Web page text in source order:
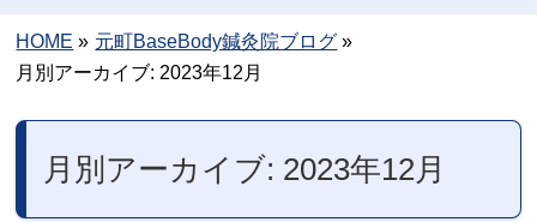
HOME » 元町BaseBody鍼灸院ブログ »
月別アーカイブ: 2023年12月
月別アーカイブ: 2023年12月